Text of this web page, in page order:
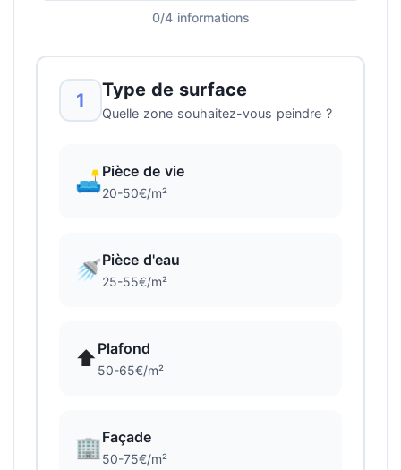
0/4 informations
1 Type de surface
Quelle zone souhaitez-vous peindre ?
🛋️Pièce de vie
20-50€/m²
🚿Pièce d'eau
25-55€/m²
⬆️ Plafond
50-65€/m²
🏢Façade
50-75€/m²